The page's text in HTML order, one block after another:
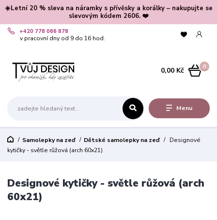
☀️Letní 20 % sleva na náramky s přívěsky a korálky – nakupujte se
slevovým kódem 2606. ❤️
Menu
+420 778 066 878
v pracovní dny od 9 do 16 hod.
0
0,00 Kč
Samolepky na zeď Dětské samolepky na zeď
Designové
kytičky - světle růžová (arch 60x21)
Designové kytičky - světle růžová (arch
60x21)